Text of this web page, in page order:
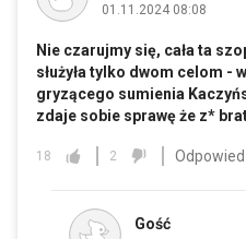
01.11.2024 08:08
Nie czarujmy się, cała ta
służyła tylko dwom celom -
gryzącego sumienia
zdaje sobie sprawę że z*
18 2
Gość